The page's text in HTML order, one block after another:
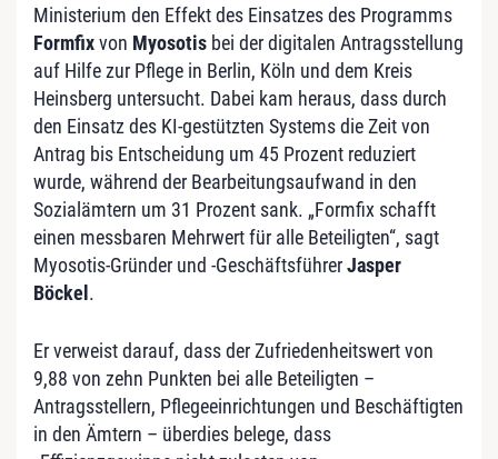
Ministerium den Effekt des Einsatzes des Programms
Formfixvon Myosotis bei der digitalen Antragsstellung
auf Hilfe zur Pflege in Berlin, Köln und dem Kreis
Heinsberg untersucht. Dabei kam heraus, dass durch
den Einsatz des KI-gestützten Systems die Zeit von
Antrag bis Entscheidung um 45 Prozent reduziert
wurde, während der Bearbeitungsaufwand in den
Sozialämtern um 31 Prozent sank. „Formfix schafft
einen messbaren Mehrwert für alle Beteiligten“, sagt
Myosotis-Gründer und -GeschäftsführerJasper
Böckel .
Er verweist darauf, dass der Zufriedenheitswert von
9,88 von zehn Punkten bei alle Beteiligten –
Antragsstellern, Pflegeeinrichtungen und Beschäftigten
in den Ämtern – überdies belege, dass